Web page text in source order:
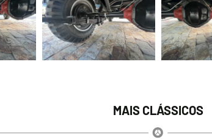
MAIS CLÁSSICOS